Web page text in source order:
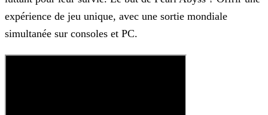
expérience de jeu unique, avec une sortie mondiale
simultanée sur consoles et PC.